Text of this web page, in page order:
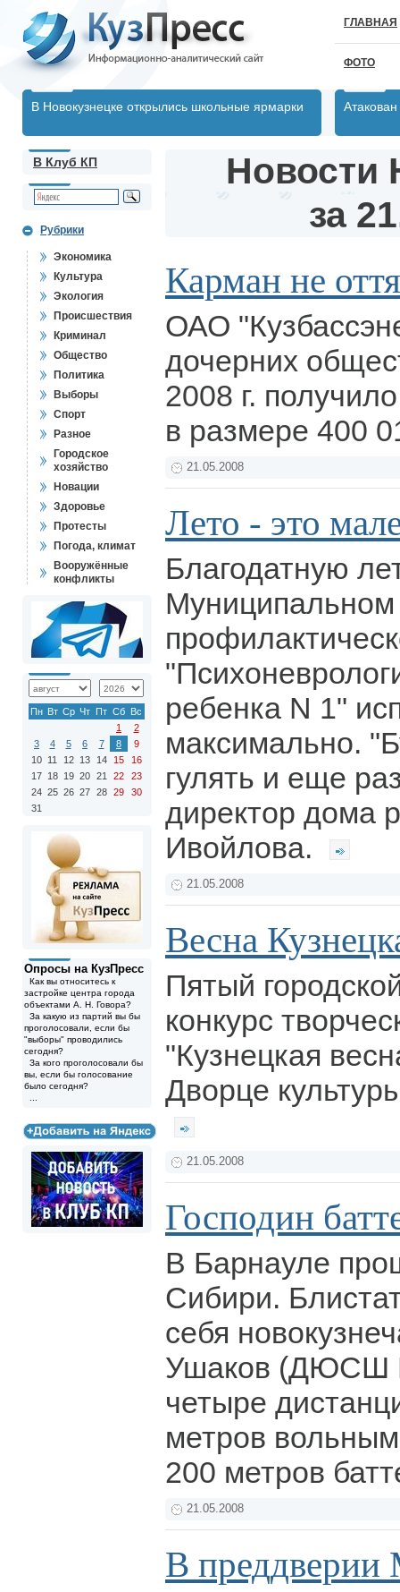
ГЛАВНАЯ
ФОТО
В Новокузнецке открылись школьные ярмарки
В Клуб КП
Рубрики
Экономика
Культура
Экология
Происшествия
Криминал
Общество
Политика
Выборы
Спорт
Разное
Городское
хозяйство
Новации
Здоровье
Протесты
Погода, климат
Вооружённые
конфликты
Пн Вт Ср Чт Пт Сб Вс
1
2
3
4 5 6 7 8
9
10 11 12 13 14 15
16
17 18 19 20 21 22
23
24 25 26 27 28 29
30
31
Опросы на КузПресс
Как вы относитесь к
застройке центра города
объектами А. Н. Говора?
За какую из партий вы бы
проголосовали, если бы
"выборы" проводились
сегодня?
За кого проголосовали бы
вы, если бы голосование
было сегодня?
Новости
за
Карман не
ОАО
дочерних
2008 г.
в размере 400
21.05.2008
Лето - это
Благодатную
ребенка N 1"
максимально.
гулять и еще
директор дома
Ивойлова.
21.05.2008
Весна
Пятый
конкурс
"Кузнецкая
Дворце
21.05.2008
Господин
В Барнауле
Сибири.
себя
Ушаков (ДЮСШ
четыре
метров
200 метров
21.05.2008
В преддверии